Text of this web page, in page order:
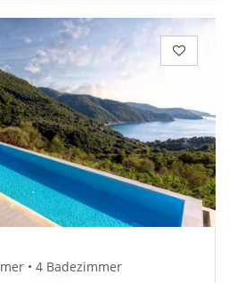
• 4 Badezimmer